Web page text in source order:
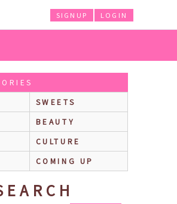
LOGIN
SIGNUP
ッピーセット「みんなで！パーティーゲーム
SWEETS
BEAUTY
CULTURE
COMING UP